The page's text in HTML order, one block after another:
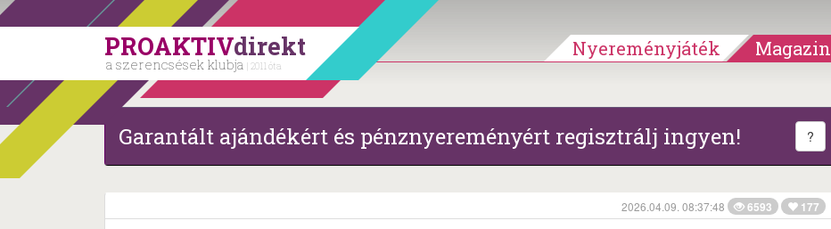
PROAKTIVdirekt
a szerencsések klubja | 2011 óta
Nyereményjáték Magazin
Garantált ajándékért és pénznyereményért regisztrálj ingyen! ?
2026.04.09. 08:37:48 6593 177